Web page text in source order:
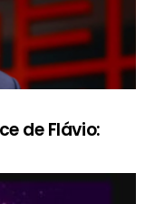
de Flávio: